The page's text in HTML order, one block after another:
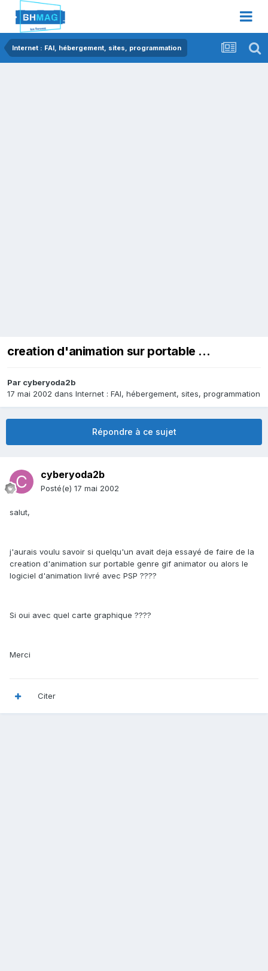
Internet : FAI, hébergement, sites, programmation
creation d'animation sur portable ...
Par cyberyoda2b
17 mai 2002 dans Internet : FAI, hébergement, sites, programmation
Répondre à ce sujet
cyberyoda2b
Posté(e) 17 mai 2002
salut,
j'aurais voulu savoir si quelqu'un avait deja essayé de faire de la
creation d'animation sur portable genre gif animator ou alors le
logiciel d'animation livré avec PSP ????
Si oui avec quel carte graphique ????
Merci
Citer